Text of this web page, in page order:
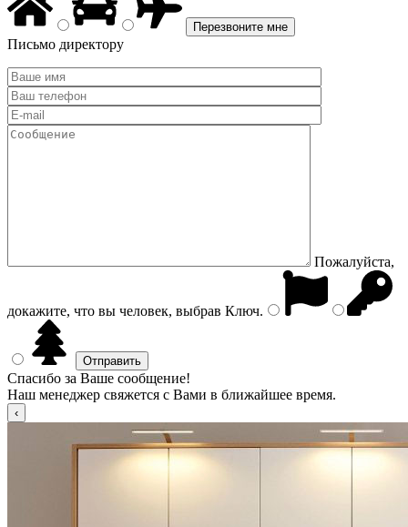
Письмо директору
Пожалуйста,
докажите, что вы человек, выбрав Ключ.
Спасибо за Ваше сообщение!
Наш менеджер свяжется с Вами в ближайшее время.